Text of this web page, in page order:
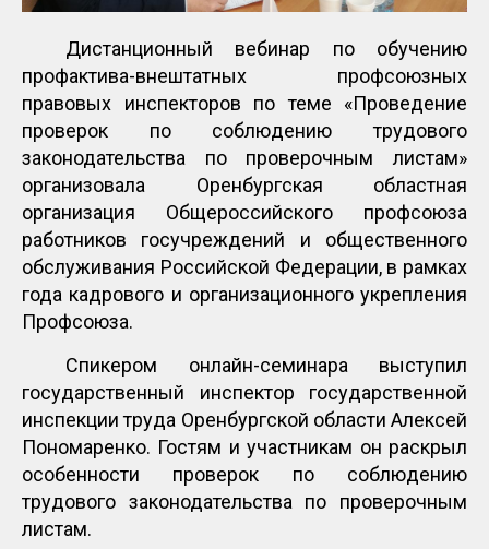
Дистанционный вебинар по обучению
профактива-внештатных профсоюзных
правовых инспекторов по теме «Проведение
проверок по соблюдению трудового
законодательства по проверочным листам»
организовала Оренбургская областная
организация Общероссийского профсоюза
работников госучреждений и общественного
обслуживания Российской Федерации, в рамках
года кадрового и организационного укрепления
Профсоюза.
Спикером онлайн-семинара выступил
государственный инспектор государственной
инспекции труда Оренбургской области Алексей
Пономаренко. Гостям и участникам он раскрыл
особенности проверок по соблюдению
трудового законодательства по проверочным
листам.